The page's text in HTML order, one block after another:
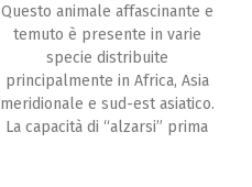
Questo animale affascinante e
temuto è presente in varie
specie distribuite
principalmente in Africa, Asia
meridionale e sud-est asiatico.
La capacità di “alzarsi” prima